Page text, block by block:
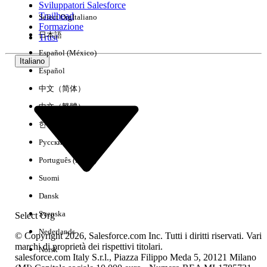
Esperienza
Nessun risultato
Sviluppatori Salesforce
Trailhead
Formazione
Trust
Italiano
Select Org
Select OrgItaliano
日本語
Español (México)
Español
中文（简体）
中文（繁體）
한국어
Русский
Português (Brasil)
Suomi
Dansk
Svenska
Nederlands
Norsk
© Copyright 2026, Salesforce.com Inc. Tutti i diritti riservati. Vari
marchi di proprietà dei rispettivi titolari.
salesforce.com Italy S.r.l., Piazza Filippo Meda 5, 20121 Milano